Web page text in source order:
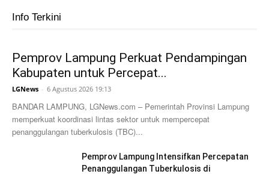
Info Terkini
Pemprov Lampung Perkuat Pendampingan
Kabupaten untuk Percepat...
LGNews - 6 Agustus 2026 19:13
BANDAR LAMPUNG, LGNews.com – Pemerintah Provinsi Lampung
memperkuat koordinasi lintas sektor untuk mempercepat
penanggulangan tuberkulosis (TBC)...
Pemprov Lampung Intensifkan Percepatan
Penanggulangan Tuberkulosis di